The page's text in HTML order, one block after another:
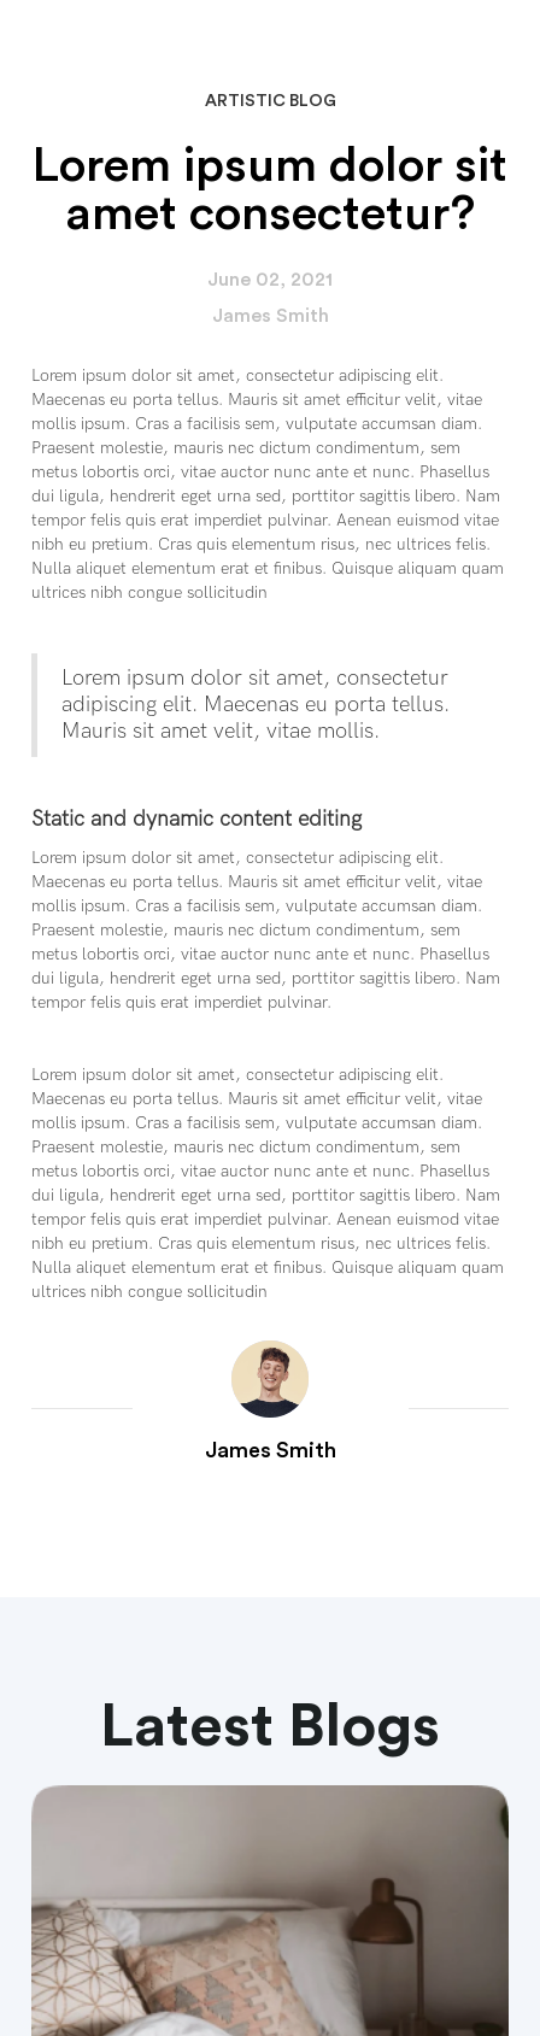
ARTISTIC BLOG
Lorem ipsum dolor sit
amet consectetur?
June 02, 2021
James Smith
Lorem ipsum dolor sit amet, consectetur adipiscing elit.
Maecenas eu porta tellus. Mauris sit amet efficitur velit, vitae
mollis ipsum. Cras a facilisis sem, vulputate accumsan diam.
Praesent molestie, mauris nec dictum condimentum, sem
metus lobortis orci, vitae auctor nunc ante et nunc. Phasellus
dui ligula, hendrerit eget urna sed, porttitor sagittis libero. Nam
tempor felis quis erat imperdiet pulvinar. Aenean euismod vitae
nibh eu pretium. Cras quis elementum risus, nec ultrices felis.
Nulla aliquet elementum erat et finibus. Quisque aliquam quam
ultrices nibh congue sollicitudin
Lorem ipsum dolor sit amet, consectetur
adipiscing elit. Maecenas eu porta tellus.
Mauris sit amet velit, vitae mollis.
Static and dynamic content editing
Lorem ipsum dolor sit amet, consectetur adipiscing elit.
Maecenas eu porta tellus. Mauris sit amet efficitur velit, vitae
mollis ipsum. Cras a facilisis sem, vulputate accumsan diam.
Praesent molestie, mauris nec dictum condimentum, sem
metus lobortis orci, vitae auctor nunc ante et nunc. Phasellus
dui ligula, hendrerit eget urna sed, porttitor sagittis libero. Nam
tempor felis quis erat imperdiet pulvinar.
Lorem ipsum dolor sit amet, consectetur adipiscing elit.
Maecenas eu porta tellus. Mauris sit amet efficitur velit, vitae
mollis ipsum. Cras a facilisis sem, vulputate accumsan diam.
Praesent molestie, mauris nec dictum condimentum, sem
metus lobortis orci, vitae auctor nunc ante et nunc. Phasellus
dui ligula, hendrerit eget urna sed, porttitor sagittis libero. Nam
tempor felis quis erat imperdiet pulvinar. Aenean euismod vitae
nibh eu pretium. Cras quis elementum risus, nec ultrices felis.
Nulla aliquet elementum erat et finibus. Quisque aliquam quam
ultrices nibh congue sollicitudin
James Smith
Latest Blogs